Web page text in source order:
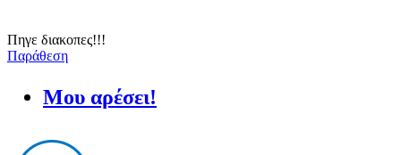
Πηγε διακοπες!!!
Παράθεση
Μου αρέσει!